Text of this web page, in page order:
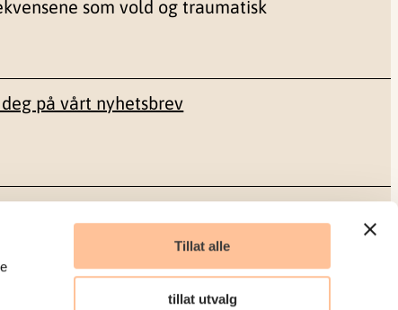
Tillat alle
tillat utvalg
som vold og traumatisk
på vårt nyhetsbrev
Sosiale medier
Facebook